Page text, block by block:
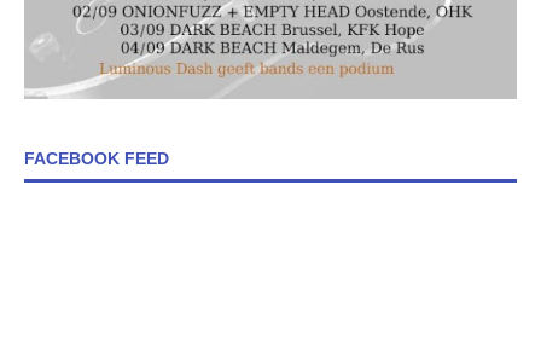
FACEBOOK FEED